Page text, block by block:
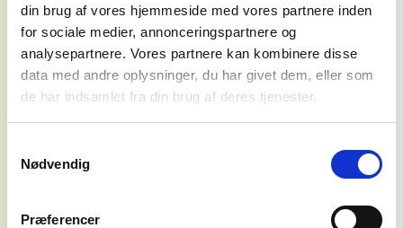
din brug af vores hjemmeside med vores partnere inden
for sociale medier, annonceringspartnere og
analysepartnere. Vores partnere kan kombinere disse
data med andre oplysninger, du har givet dem, eller som
de har indsamlet fra din brug af deres tjenester.
Nødvendig
Præferencer
koncerter
agentur
syd for
solen
skamrost af publikum og anmeldere.
Musikken bevæger sig langsomt, men
insisterende med fokus på stemning, rum
og nærvær frem for traditionel virtuositet.
forfiner duoen deres karakteristiske,
Resultatet er et åbent og sanseligt